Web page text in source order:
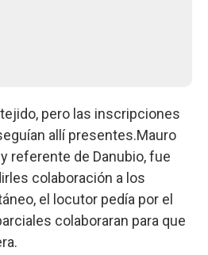
pero las inscripciones
allí presentes.Mauro
referente de Danubio, fue
colaboración a los
el locutor pedía por el
colaboraran para que